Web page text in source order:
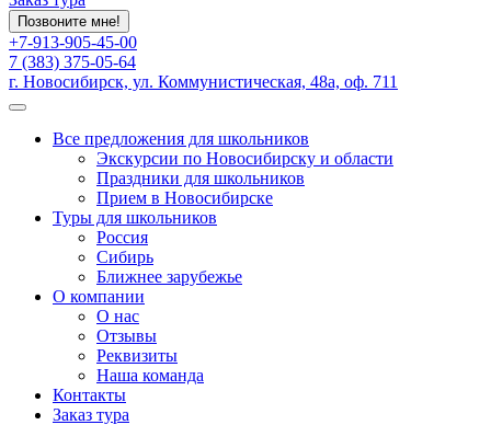
Позвоните мне!
+7-913-905-45-00
7 (383) 375-05-64
г. Новосибирск, ул. Коммунистическая, 48а, оф. 711
Все предложения для школьников
Экскурсии по Новосибирску и области
Праздники для школьников
Прием в Новосибирске
Туры для школьников
Россия
Сибирь
Ближнее зарубежье
О компании
О нас
Отзывы
Реквизиты
Наша команда
Контакты
Заказ тура